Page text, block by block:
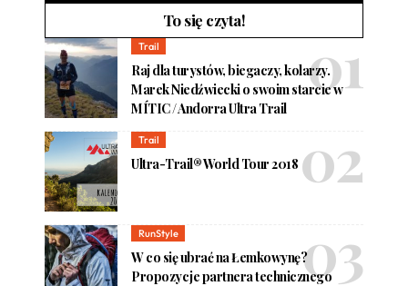
To się czyta!
Trail
Raj dla turystów, biegaczy, kolarzy.
Marek Niedźwiecki o swoim starcie w
MÍTIC / Andorra Ultra Trail
Trail
Ultra-Trail® World Tour 2018
RunStyle
W co się ubrać na Łemkowynę?
Propozycje partnera technicznego